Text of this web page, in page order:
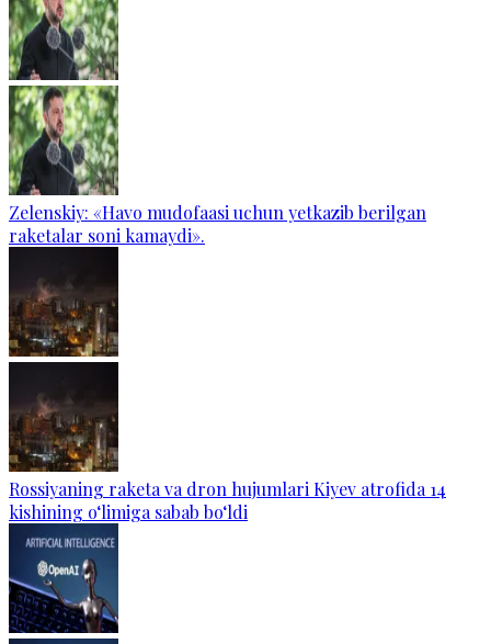
Zelenskiy: «Havo mudofaasi uchun yetkazib berilgan
raketalar soni kamaydi».
Rossiyaning raketa va dron hujumlari Kiyev atrofida 14
kishining o‘limiga sabab bo‘ldi